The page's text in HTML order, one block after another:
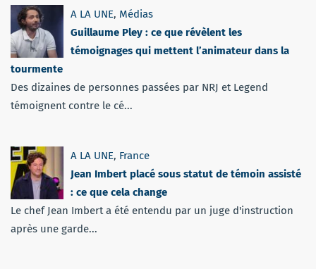
A LA UNE, Médias
Guillaume Pley : ce que révèlent les
témoignages qui mettent l’animateur dans la
tourmente
Des dizaines de personnes passées par NRJ et Legend
témoignent contre le cé...
A LA UNE, France
Jean Imbert placé sous statut de témoin assisté
: ce que cela change
Le chef Jean Imbert a été entendu par un juge d'instruction
après une garde...